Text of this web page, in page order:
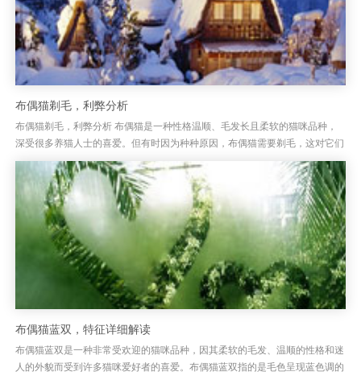
布偶猫剃毛，利弊分析
布偶猫剃毛，利弊分析 布偶猫是一种性格温顺、毛发长且柔软的猫咪品种，
深受很多养猫人士的喜爱。但有时因为种种原因，布偶猫需要剃毛，这对它们
来说到底是好还是坏呢？剃毛虽然能帮助减少掉毛问题，但这并非解决所...
布偶猫蓝双，特征详细解读
布偶猫蓝双是一种非常受欢迎的猫咪品种，因其柔软的毛发、温顺的性格和迷
人的外貌而受到许多猫咪爱好者的喜爱。布偶猫蓝双指的是毛色呈现蓝色调的